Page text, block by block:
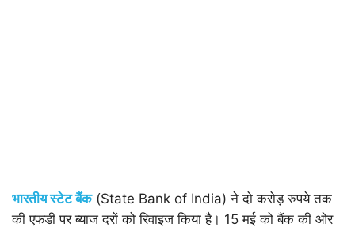
भारतीय स्टेट बैंक(State Bank of India) ने दो करोड़ रुपये तक
की एफडी पर ब्याज दरों को रिवाइज किया है। 15 मई को बैंक की ओर